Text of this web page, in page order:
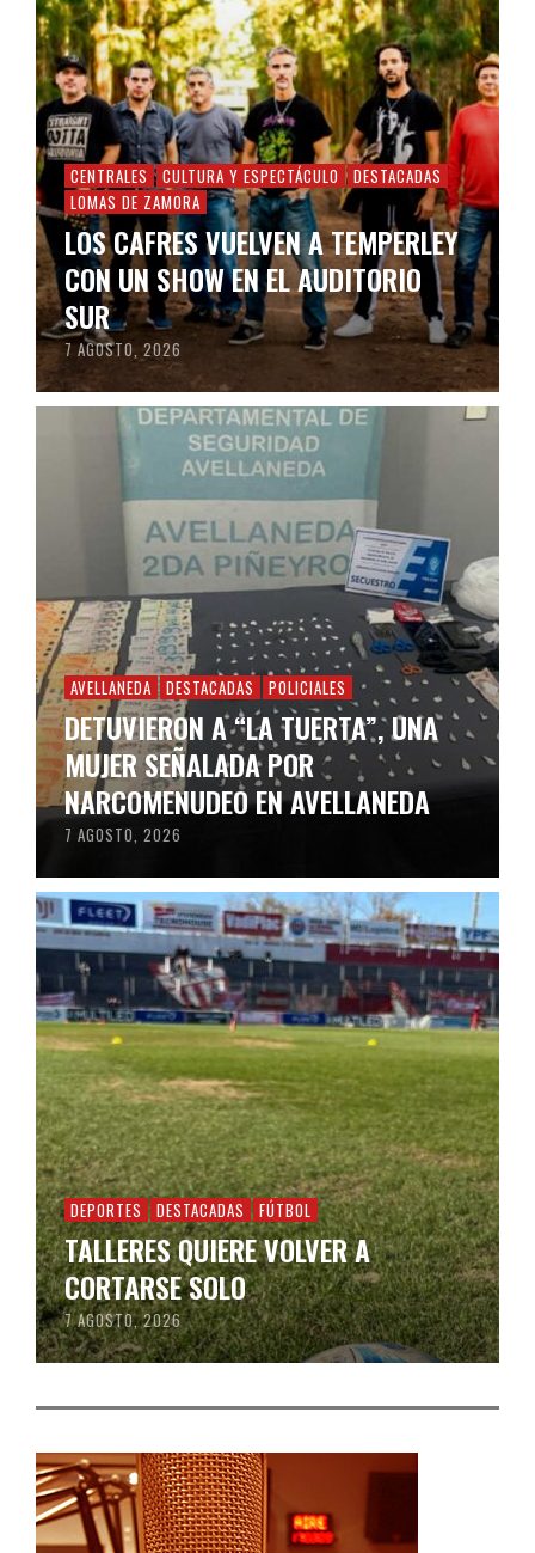
CENTRALES CULTURA Y ESPECTÁCULO
DESTACADAS
LOMAS DE ZAMORA
LOS CAFRES VUELVEN A TEMPERLEY
CON UN SHOW EN EL AUDITORIO
SUR
7 AGOSTO, 2026
AVELLANEDA DESTACADAS POLICIALES
DETUVIERON A “LA TUERTA”, UNA
MUJER SEÑALADA POR
NARCOMENUDEO EN AVELLANEDA
7 AGOSTO, 2026
DEPORTES DESTACADAS FÚTBOL
TALLERES QUIERE VOLVER A
CORTARSE SOLO
7 AGOSTO, 2026